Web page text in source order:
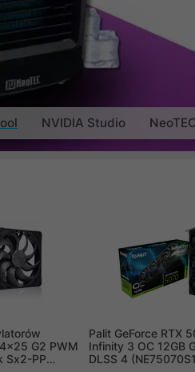
NVIDIA Studio
G2 PWM
Sx2-PP
Palit GeForce RTX
Infinity 3 OC 12GB
DLSS 4